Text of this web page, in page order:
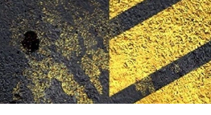
СОРОЧИНСК
ГОРНОЗАВОДСК
ВЕРХНИЙ ТАГИЛ
КАРПИНСК
БЕЛЕВ
ДОНСКОЙ
СТАРОДУБ
БУТУРЛИНОВКА